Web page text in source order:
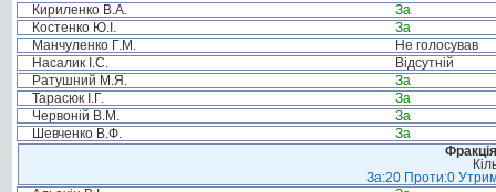
Кириленко В.А.
За
Костенко Ю.І.
За
Манчуленко Г.М.
Не голосував
Насалик І.С.
Відсутній
Ратушний М.Я.
За
Тарасюк І.Г.
За
Червоній В.М.
За
Шевченко В.Ф.
За
За:20 Проти:0